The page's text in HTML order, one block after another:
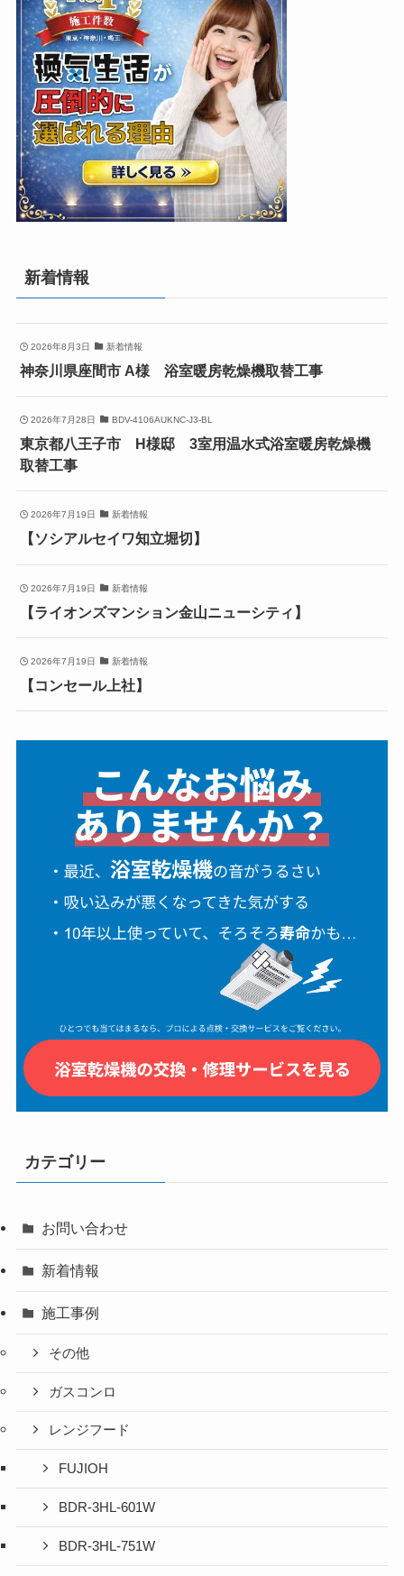
新着情報
2026年8月3日 新着情報
神奈川県座間市 A様 浴室暖房乾燥機取替工事
2026年7月28日 BDV-4106AUKNC-J3-BL
東京都八王子市 H様邸 3室用温水式浴室暖房乾燥機
取替工事
2026年7月19日 新着情報
【ソシアルセイワ知立堀切】
2026年7月19日 新着情報
【ライオンズマンション金山ニューシティ】
2026年7月19日 新着情報
【コンセール上社】
カテゴリー
お問い合わせ
新着情報
施工事例
その他
ガスコンロ
レンジフード
FUJIOH
BDR-3HL-601W
BDR-3HL-751W